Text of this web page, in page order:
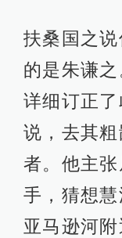
扶桑国之
的是朱谦之
详细订正
说，去其
者。他主
手，猜想
亚马逊河